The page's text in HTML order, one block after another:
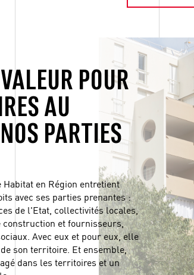
POUR
AU
PARTIES
en Région entretient
avec ses parties prenantes :
de l'Etat, collectivités locales,
construction et fournisseurs,
Avec eux et pour eux, elle
son territoire. Et ensemble,
dans les territoires et un